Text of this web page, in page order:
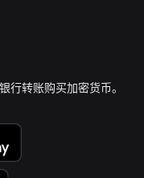
行转账购买加密货币。